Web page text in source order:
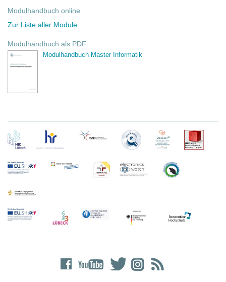
Modulhandbuch online
Zur Liste aller Module
Modulhandbuch als PDF
Modulhandbuch Master Informatik